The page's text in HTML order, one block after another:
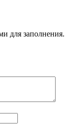
для заполнения.